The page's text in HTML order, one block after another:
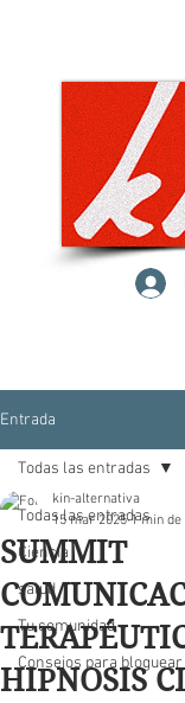
Entrada
Todas las entradas
Ciencia
salud
Tu comunidad
Consejos para bloguear
Todas las entradas
SUMMIT
HIPNOSIS
kin-alternativa
15 mar 2025 1 min